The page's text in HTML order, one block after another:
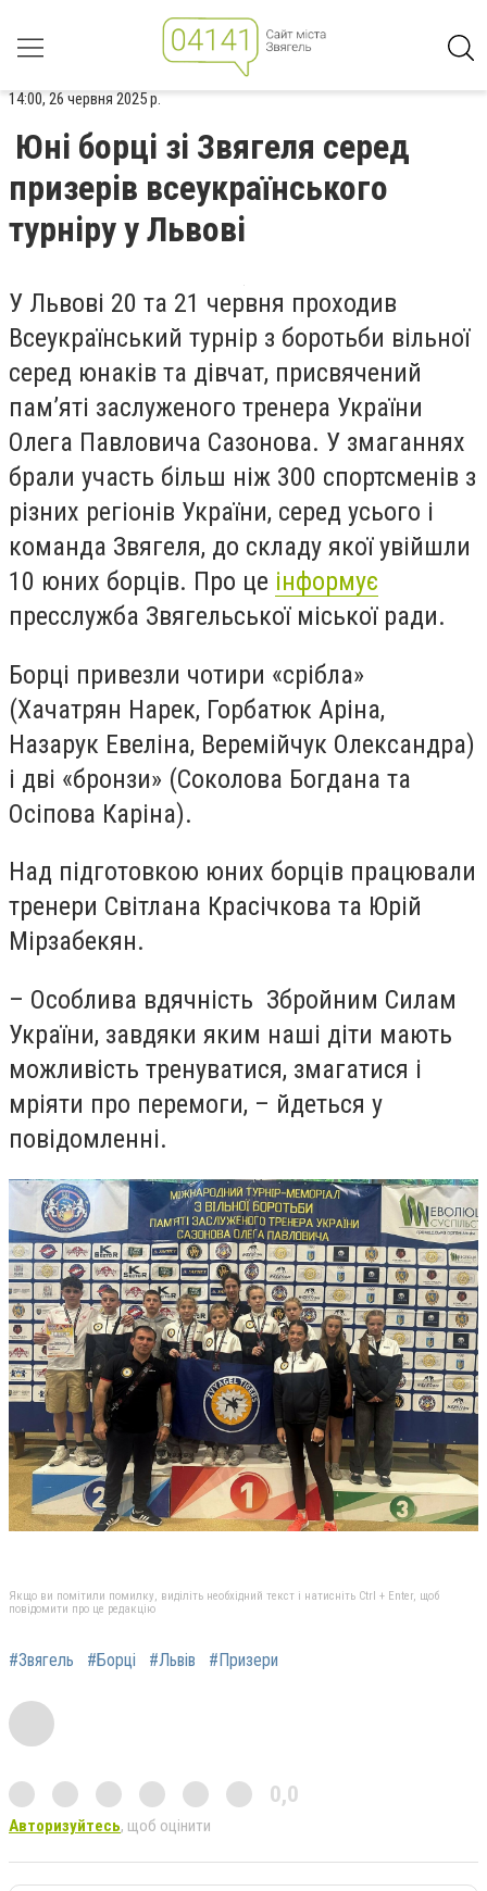
14:00, 26 червня 2025 р.
Юні борці зі Звягеля серед
призерів всеукраїнського
турніру у Львові
У Львові 20 та 21 червня проходив
Всеукраїнський турнір з боротьби вільної
серед юнаків та дівчат, присвячений
пам’яті заслуженого тренера України
Олега Павловича Сазонова. У змаганнях
брали участь більш ніж 300 спортсменів з
різних регіонів України, серед усього і
команда Звягеля, до складу якої увійшли
10 юних борців. Про це інформує
пресслужба Звягельської міської ради.
Борці привезли чотири «срібла»
(Хачатрян Нарек, Горбатюк Аріна,
Назарук Евеліна, Веремійчук Олександра)
і дві «бронзи» (Соколова Богдана та
Осіпова Каріна).
Над підготовкою юних борців працювали
тренери Світлана Красічкова та Юрій
Мірзабекян.
– Особлива вдячність Збройним Силам
України, завдяки яким наші діти мають
можливість тренуватися, змагатися і
мріяти про перемоги, – йдеться у
повідомленні.
Якщо ви помітили помилку, виділіть необхідний текст і натисніть Ctrl + Enter, щоб
повідомити про це редакцію
#Звягель #Борці #Львів #Призери
0,0
Авторизуйтесь, щоб оцінити